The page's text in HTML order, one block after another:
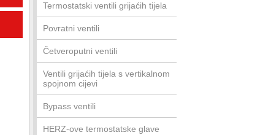
Termostatski ventili grijaćih tijela
Povratni ventili
Četveroputni ventili
Ventili grijaćih tijela s vertikalnom
spojnom cijevi
Bypass ventili
HERZ-ove termostatske glave